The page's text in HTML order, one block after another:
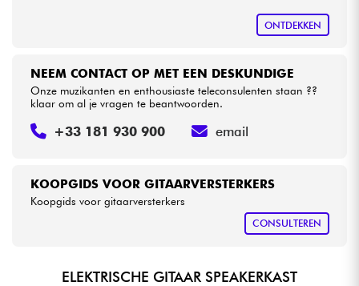
ONTDEKKEN
KOOPGIDS VOOR GITAARVERSTERKERS
Koopgids voor gitaarversterkers
CONSULTEREN
NEEM CONTACT OP MET EEN DESKUNDIGE
Onze muzikanten en enthousiaste teleconsulenten staan ??
klaar om al je vragen te beantwoorden.
+33 181 930 900 email
ELEKTRISCHE GITAAR SPEAKERKAST